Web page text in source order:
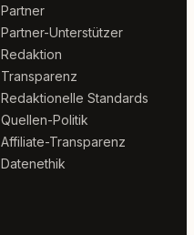
Partner
Partner-Unterstützer
Redaktion
Transparenz
Redaktionelle Standards
Quellen-Politik
Affiliate-Transparenz
Datenethik